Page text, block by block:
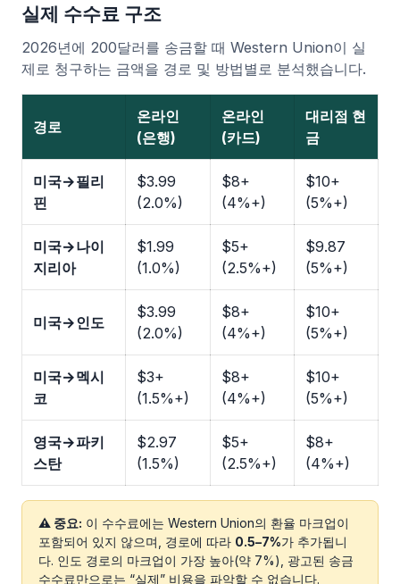
실제 수수료 구조
2026년에 200달러를 송금할 때 Western Union이 실
제로 청구하는 금액을 경로 및 방법별로 분석했습니다.
경로
온라인
(은행)
온라인
(카드)
대리점 현
금
미국→필리
핀
$3.99
(2.0%)
$8+
(4%+)
$10+
(5%+)
미국→나이
지리아
$1.99
(1.0%)
$5+
(2.5%+)
$9.87
(5%+)
미국→인도
$3.99
(2.0%)
$8+
(4%+)
$10+
(5%+)
미국→멕시
코
$3+
(1.5%+)
$8+
(4%+)
$10+
(5%+)
영국→파키
스탄
$2.97
(1.5%)
$5+
(2.5%+)
$8+
(4%+)
⚠ 중요: 이 수수료에는 Western Union의 환율 마크업이
포함되어 있지 않으며, 경로에 따라 0.5–7%가 추가됩니
다. 인도 경로의 마크업이 가장 높아(약 7%), 광고된 송금
수수료만으로는 “실제” 비용을 파악할 수 없습니다.